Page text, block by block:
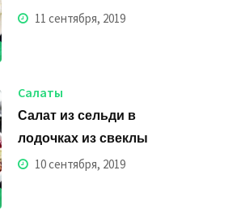
11 сентября, 2019
Салаты
Салат из сельди в
лодочках из свеклы
10 сентября, 2019